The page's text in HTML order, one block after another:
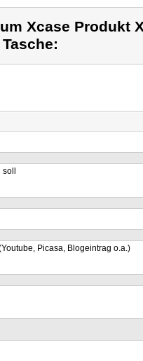
Xcase Produkt
Picasa, Blogeintrag o.a.)